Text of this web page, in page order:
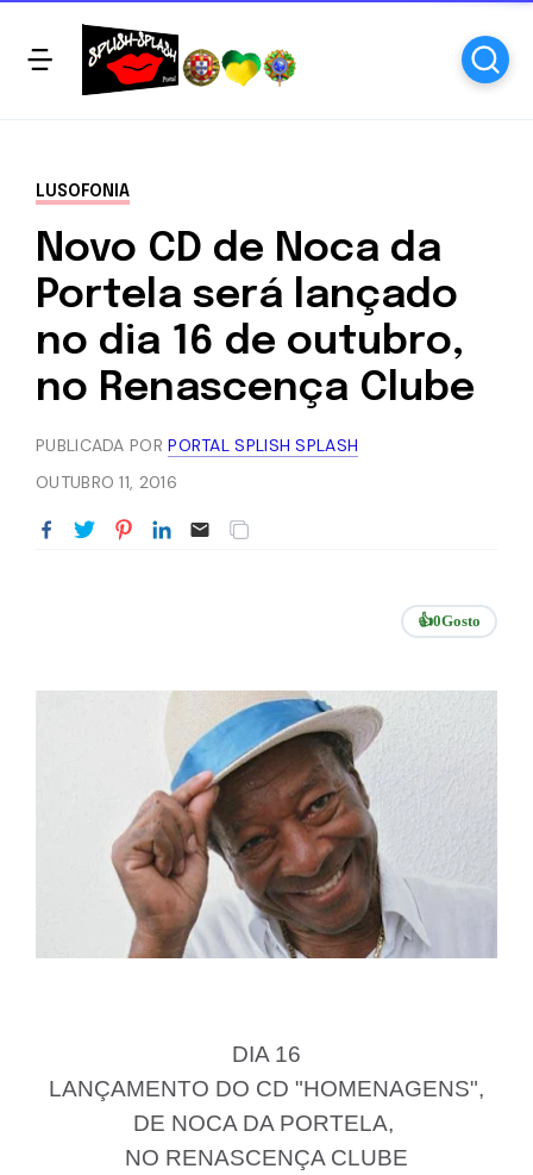
LUSOFONIA
Novo CD de Noca da
Portela será lançado
no dia 16 de outubro,
no Renascença Clube
PUBLICADA PORPORTAL SPLISH SPLASH
OUTUBRO 11, 2016
👍0Gosto
DIA 16
LANÇAMENTO DO CD "HOMENAGENS",
DE NOCA DA PORTELA,
NO RENASCENÇA CLUBE